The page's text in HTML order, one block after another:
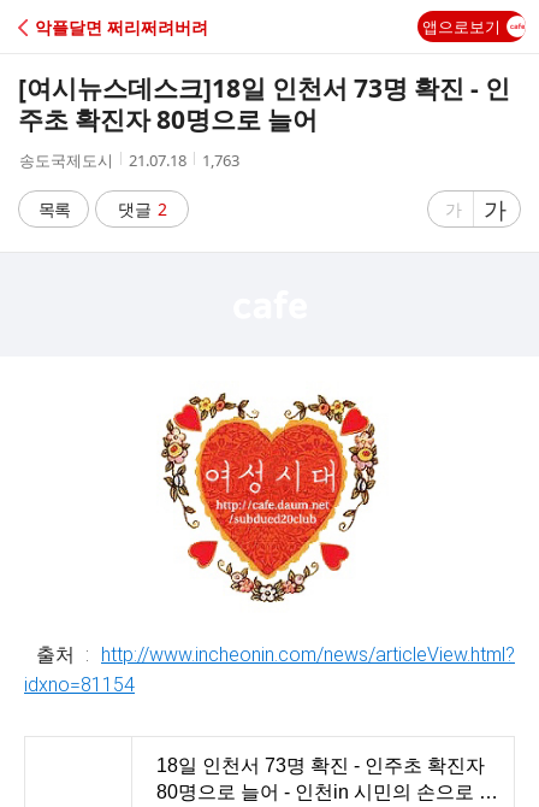
C
A
악플달면 쩌리쩌려버려 앱으로보기
[여시뉴스데스크]18일 인천서 73명 확진 - 인
주초 확진자 80명으로 늘어
작
자
송도국제도시
작
시
간
21.07.18
조
1,763
목록 댓글 2
글
가
글
자
가
출처 : http://www.incheonin.com/news/articleView.html?
idxno=81154
18일 인천서 73명 확진 - 인주초 확진자
80명으로 늘어 - 인천in 시민의 손으로 만